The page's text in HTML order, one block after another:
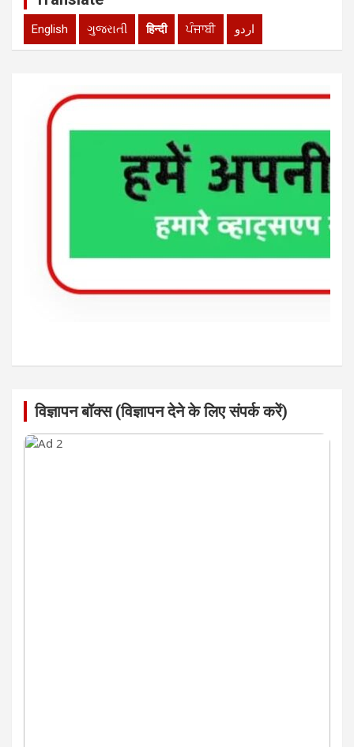
English ગુજરાતી हिन्दी ਪੰਜਾਬੀ اردو
विज्ञापन बॉक्स (विज्ञापन देने के लिए संपर्क करें)